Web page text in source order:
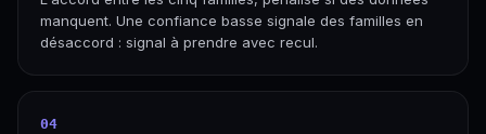
manquent. Une confiance basse signale des familles en
désaccord : signal à prendre avec recul.
04